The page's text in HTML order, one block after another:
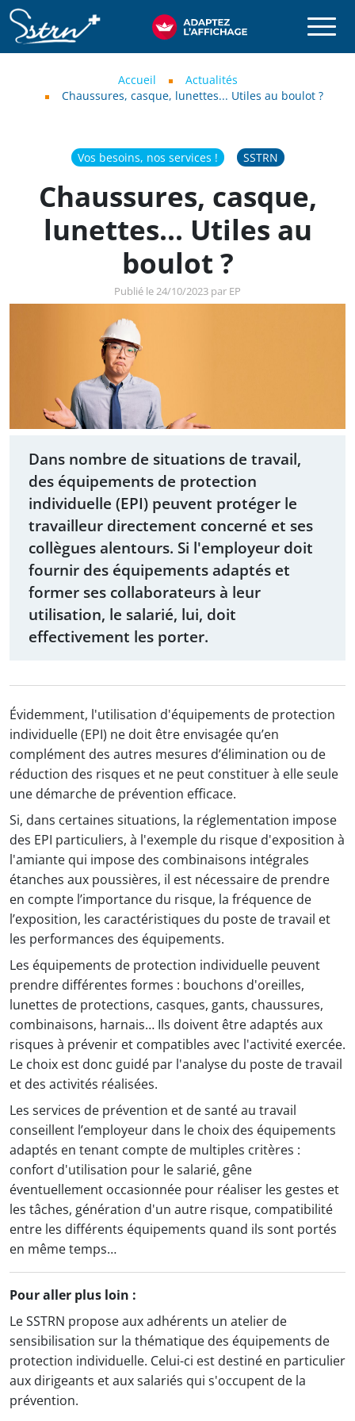
Aller au contenu principal
SSTRN
Accueil
Actualités
Chaussures, casque, lunettes... Utiles au boulot ?
Vos besoins, nos services ! SSTRN
Chaussures, casque,
lunettes... Utiles au
boulot ?
Publié le 24/10/2023 par EP
Dans nombre de situations de travail,
des équipements de protection
individuelle (EPI) peuvent protéger le
travailleur directement concerné et ses
collègues alentours. Si l'employeur doit
fournir des équipements adaptés et
former ses collaborateurs à leur
utilisation, le salarié, lui, doit
effectivement les porter.
Évidemment, l'utilisation d'équipements de protection
individuelle (EPI) ne doit être envisagée qu’en
complément des autres mesures d’élimination ou de
réduction des risques et ne peut constituer à elle seule
une démarche de prévention efficace.
Si, dans certaines situations, la réglementation impose
des EPI particuliers, à l'exemple du risque d'exposition à
l'amiante qui impose des combinaisons intégrales
étanches aux poussières, il est nécessaire de prendre
en compte l’importance du risque, la fréquence de
l’exposition, les caractéristiques du poste de travail et
les performances des équipements.
Les équipements de protection individuelle peuvent
prendre différentes formes : bouchons d'oreilles,
lunettes de protections, casques, gants, chaussures,
combinaisons, harnais… Ils doivent être adaptés aux
risques à prévenir et compatibles avec l'activité exercée.
Le choix est donc guidé par l'analyse du poste de travail
et des activités réalisées.
Les services de prévention et de santé au travail
conseillent l’employeur dans le choix des équipements
adaptés en tenant compte de multiples critères :
confort d'utilisation pour le salarié, gêne
éventuellement occasionnée pour réaliser les gestes et
les tâches, génération d'un autre risque, compatibilité
entre les différents équipements quand ils sont portés
en même temps…
Pour aller plus loin :
Le SSTRN propose aux adhérents un atelier de
sensibilisation sur la thématique des équipements de
protection individuelle. Celui-ci est destiné en particulier
aux dirigeants et aux salariés qui s'occupent de la
prévention.